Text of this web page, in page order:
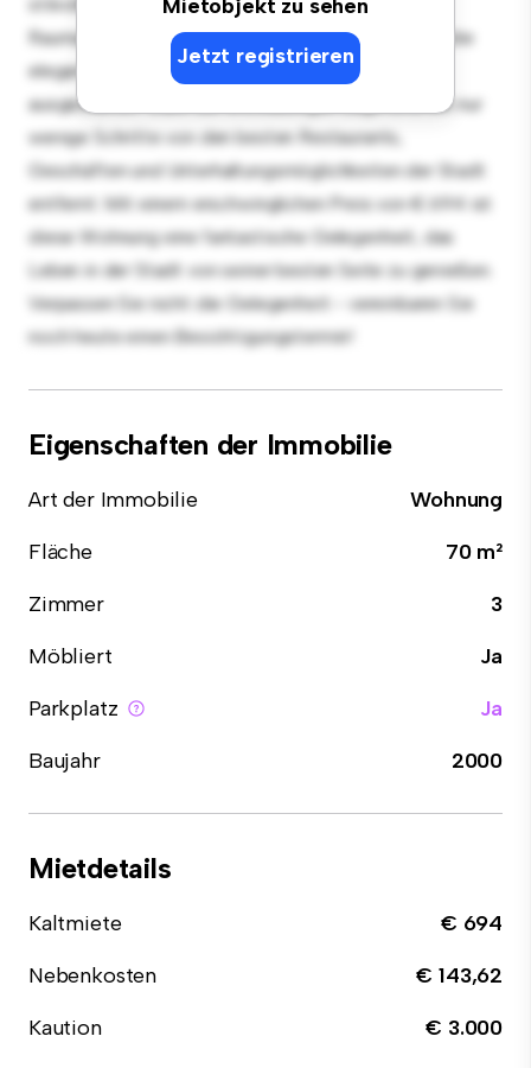
Mietobjekt zu sehen
Jetzt registrieren
Raumaufteilung eignet sich perfekt für Gäste, und die
elegante Küche ist mit erstklassigen Geräten
ausgestattet. Dank der erstklassigen Lage sind Sie nur
wenige Schritte von den besten Restaurants,
Geschäften und Unterhaltungsmöglichkeiten der Stadt
entfernt. Mit einem erschwinglichen Preis von € 694 ist
diese Wohnung eine fantastische Gelegenheit, das
Leben in der Stadt von seiner besten Seite zu genießen.
Verpassen Sie nicht die Gelegenheit - vereinbaren Sie
noch heute einen Besichtigungstermin!
Eigenschaften der Immobilie
Art der Immobilie
Wohnung
Fläche
70 m²
Zimmer
3
Möbliert
Ja
Parkplatz
Ja
Baujahr
2000
Mietdetails
Kaltmiete
€ 694
Nebenkosten
€ 143,62
Kaution
€ 3.000